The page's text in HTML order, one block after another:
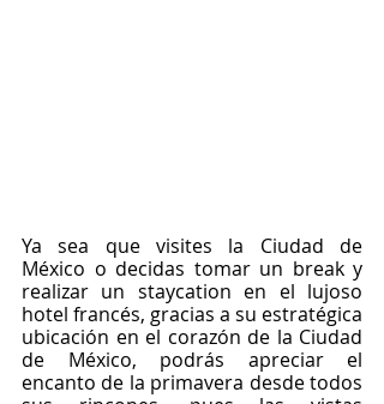
Ya sea que visites la Ciudad de
México o decidas tomar un break y
realizar un staycation en el lujoso
hotel francés, gracias a su estratégica
ubicación en el corazón de la Ciudad
de México, podrás apreciar el
encanto de la primavera desde todos